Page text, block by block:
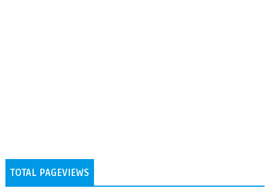
TOTAL PAGEVIEWS